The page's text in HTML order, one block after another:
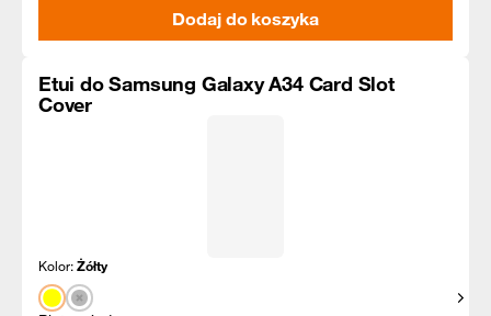
Dodaj do koszyka
Etui do Samsung Galaxy A34 Card Slot
Cover
Kolor:Żółty